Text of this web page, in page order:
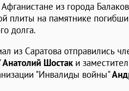
из города
плиты на памятнике
долга.
из Саратова отправились
Анатолий Шостаки
"Инвалиды войны"